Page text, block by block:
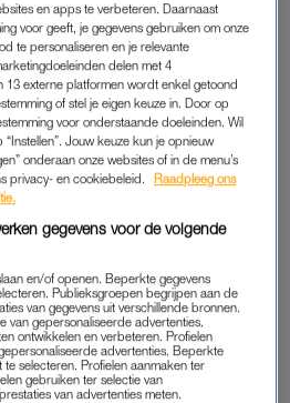
Zo is het mogelijk om naast vapen
of blauwe bes) ook te bellen,
te gamen. Zelfs het bijhouden van
opties.
om jongeren te laten stoppen
in China en Dubai gewoon
enkel moreel besef met dit als
“Ze hebben de twee meest
en vape – voor kinderen
nóg verslavender product van
en apps te verbeteren. Daarnaast
voor geeft, je gegevens gebruiken om onze
te personaliseren en je relevante
delen met 4
13 externe platformen wordt enkel getoond
of stel je eigen keuze in. Door op
voor onderstaande doeleinden. Wil
Jouw keuze kun je opnieuw
onderaan onze websites of in de menu’s
privacy- en cookiebeleid.
Raadpleeg ons
gegevens voor de volgende
en/of openen. Beperkte gegevens
Publieksgroepen begrijpen aan de
van gegevens uit verschillende bronnen.
van gepersonaliseerde advertenties.
ontwikkelen en verbeteren. Profielen
advertenties. Beperkte
selecteren. Profielen aanmaken ter
gebruiken ter selectie van
van advertenties meten.